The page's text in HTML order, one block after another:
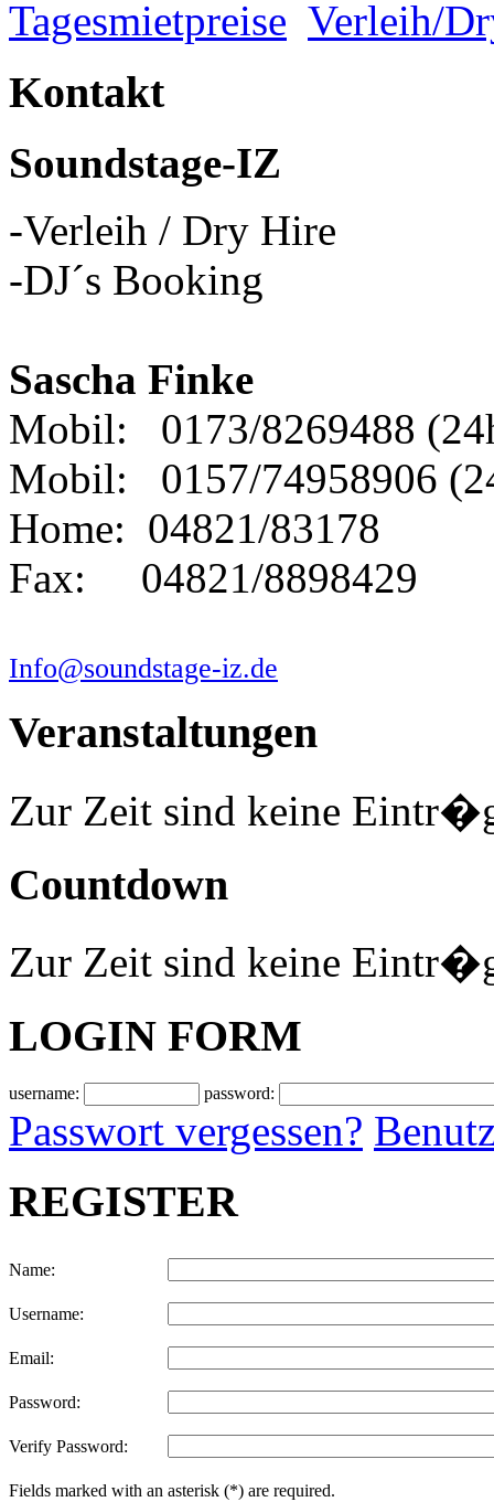
Tagesmietpreise Verleih/
Kontakt
Soundstage-IZ
-Verleih / Dry Hire
-DJ´s Booking
Sascha Finke
Mobil: 0173/8269488
Mobil: 0157/74958906
Home: 04821/83178
Fax: 04821/8898429
Info@soundstage-iz.de
Veranstaltungen
Zur Zeit sind keine
Countdown
Zur Zeit sind keine
LOGIN FORM
username: password:
Passwort vergessen?
REGISTER
Name:
Username:
Email:
Password:
Verify Password:
Fields marked with an asterisk (*) are required.